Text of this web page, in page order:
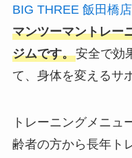
BIG THREE 飯田橋店
マンツーマントレー
ジムです。安全で効
て、身体を変えるサ
トレーニングメニュ
齢者の方から長年ト